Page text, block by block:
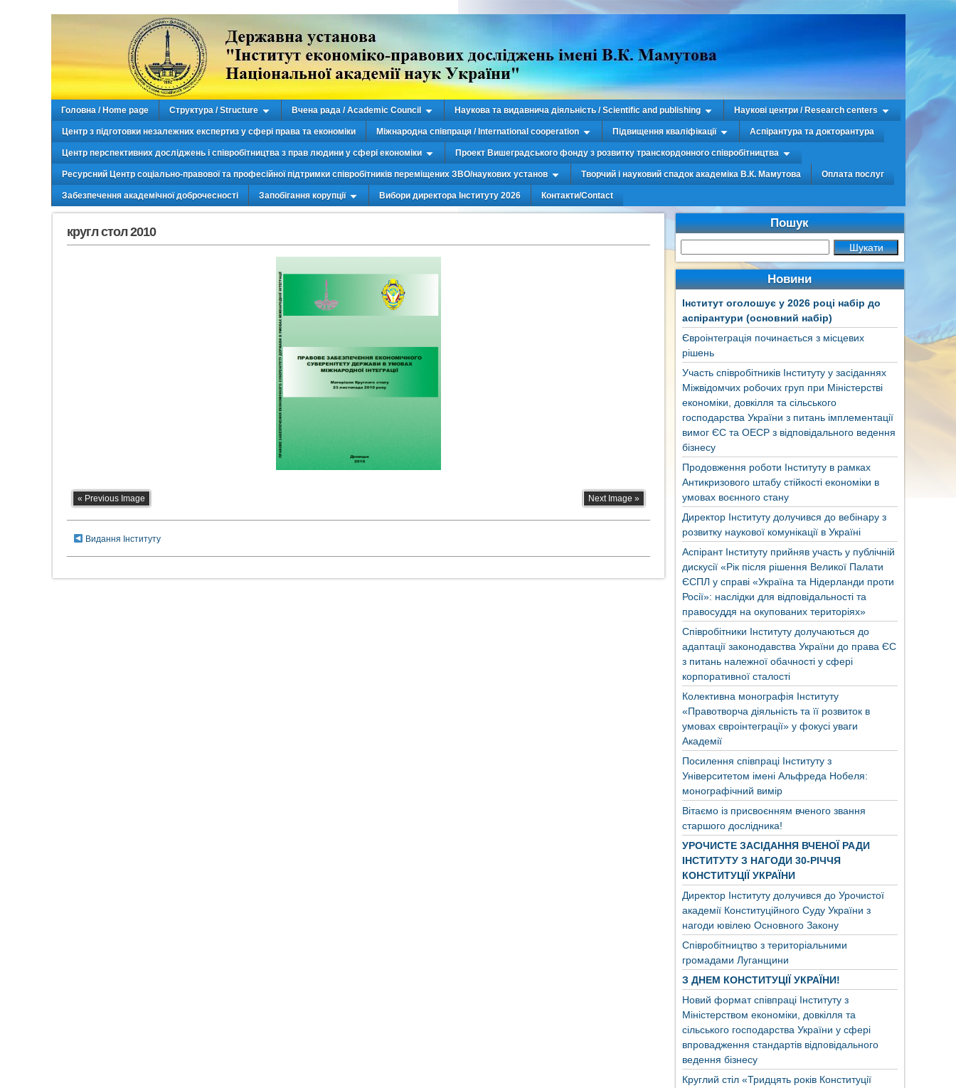
Головна / Home page Структура / Structure Вчена рада / Academic Council Наукова та видавнича діяльність / Scientific and publishing Наукові центри / Research centers
Центр з підготовки незалежних експертиз у сфері права та економіки Міжнародна співпраця / International cooperation Підвищення кваліфікації Аспірантура та докторантура
Центр перспективних досліджень і співробітництва з прав людини у сфері економіки Проект Вишеградського фонду з розвитку транскордонного співробітництва
Ресурсний Центр соціально-правової та професійної підтримки співробітників переміщених ЗВО/наукових установ Творчий і науковий спадок академіка В.К. Мамутова Оплата послуг
Забезпечення академічної доброчесності Запобігання корупції Вибори директора Інституту 2026 Контакти/Contact
кругл стол 2010
« Previous Image Next Image »
Видання Інституту
Пошук
Новини
Інститут оголошує у 2026 році набір до
аспірантури (основний набір)
Євроінтеграція починається з місцевих
рішень
Участь співробітників Інституту у засіданнях
Міжвідомчих робочих груп при Міністерстві
економіки, довкілля та сільського
господарства України з питань імплементації
вимог ЄС та ОЕСР з відповідального ведення
бізнесу
Продовження роботи Інституту в рамках
Антикризового штабу стійкості економіки в
умовах воєнного стану
Директор Інституту долучився до вебінару з
розвитку наукової комунікації в Україні
Аспірант Інституту прийняв участь у публічній
дискусії «Рік після рішення Великої Палати
ЄСПЛ у справі «Україна та Нідерланди проти
Росії»: наслідки для відповідальності та
правосуддя на окупованих територіях»
Співробітники Інституту долучаються до
адаптації законодавства України до права ЄС
з питань належної обачності у сфері
корпоративної сталості
Колективна монографія Інституту
«Правотворча діяльність та її розвиток в
умовах євроінтеграції» у фокусі уваги
Академії
Посилення співпраці Інституту з
Університетом імені Альфреда Нобеля:
монографічний вимір
Вітаємо із присвоєнням вченого звання
старшого дослідника!
УРОЧИСТЕ ЗАСІДАННЯ ВЧЕНОЇ РАДИ
ІНСТИТУТУ З НАГОДИ 30-РІЧЧЯ
КОНСТИТУЦІЇ УКРАЇНИ
Директор Інституту долучився до Урочистої
академії Конституційного Суду України з
нагоди ювілею Основного Закону
Співробітництво з територіальними
громадами Луганщини
З ДНЕМ КОНСТИТУЦІЇ УКРАЇНИ!
Новий формат співпраці Інституту з
Міністерством економіки, довкілля та
сільського господарства України у сфері
впровадження стандартів відповідального
ведення бізнесу
Круглий стіл «Тридцять років Конституції